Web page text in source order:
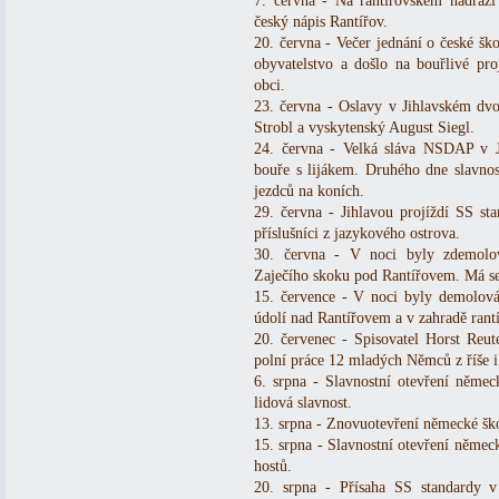
český nápis Rantířov.
20. června - Večer jednání o české
obyvatelstvo a došlo na bouřlivé
obci.
23. června - Oslavy v Jihlavském
Strobl a vyskytenský August Siegl.
24. června - Velká sláva NSDAP v
bouře s lijákem. Druhého dne
jezdců na koních.
29. června - Jihlavou projíždí SS
příslušníci z jazykového ostrova.
30. června - V noci byly
Zaječího skoku pod Rantířovem. Má
15. července - V noci byly
údolí nad Rantířovem a v zahradě
20. červenec - Spisovatel Horst
polní práce 12 mladých Němců z říše
6. srpna - Slavnostní otevření
lidová slavnost.
13. srpna - Znovuotevření německé
15. srpna - Slavnostní otevření
hostů.
20. srpna - Přísaha SS standardy